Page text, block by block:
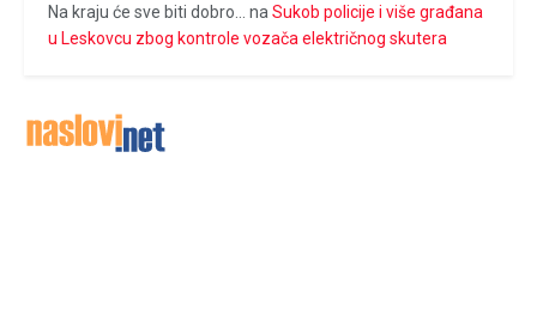
Na kraju će sve biti dobro...
na Sukob policije i više građana
u Leskovcu zbog kontrole vozača električnog skutera